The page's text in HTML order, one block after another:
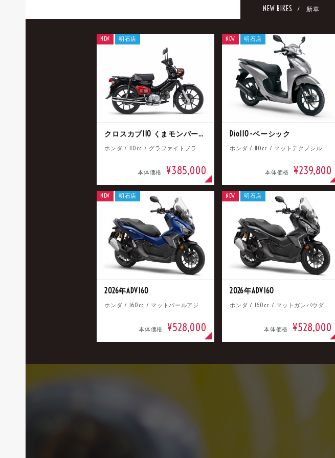
NEW BIKES / 新車
クロスカブ110 くまモンバージョン
ホンダ / 110cc / グラファイトブラック
本体価格 ¥385,000
NEW 明石店
Dio110･ベーシック
ホンダ / 110cc / マットテクノシルバーメタリック
本体価格 ¥239,800
NEW 明石店
2026年ADV160
ホンダ / 160cc / マットパールアジャイルブルー
本体価格 ¥528,000
NEW 明石店
2026年ADV160
ホンダ / 160cc / マットガンパウダーブラックメタリック
本体価格 ¥528,000
NEW 明石店